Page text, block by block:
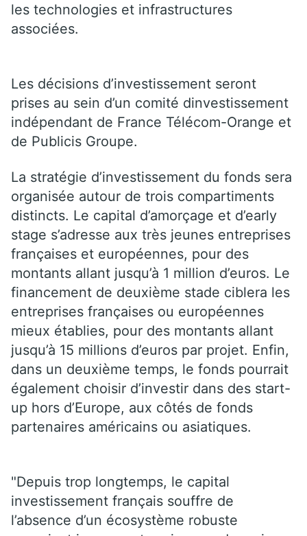
les technologies et infrastructures
associées.
Les décisions d’investissement seront
prises au sein d’un comité dinvestissement
indépendant de France Télécom-Orange et
de Publicis Groupe.
La stratégie d’investissement du fonds sera
organisée autour de trois compartiments
distincts. Le capital d’amorçage et d’early
stage s’adresse aux très jeunes entreprises
françaises et européennes, pour des
montants allant jusqu’à 1 million d’euros. Le
financement de deuxième stade ciblera les
entreprises françaises ou européennes
mieux établies, pour des montants allant
jusqu’à 15 millions d’euros par projet. Enfin,
dans un deuxième temps, le fonds pourrait
également choisir d’investir dans des start-
up hors d’Europe, aux côtés de fonds
partenaires américains ou asiatiques.
"Depuis trop longtemps, le capital
investissement français souffre de
l’absence d’un écosystème robuste